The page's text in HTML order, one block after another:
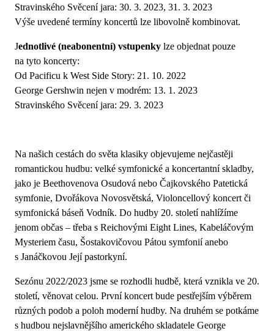
Stravinského Svěcení jara: 30. 3. 2023, 31. 3. 2023
Výše uvedené termíny koncertů lze libovolně kombinovat.
Jednotlivé (neabonentní) vstupenky lze objednat pouze
na tyto koncerty:
Od Pacificu k West Side Story: 21. 10. 2022
George Gershwin nejen v modrém: 13. 1. 2023
Stravinského Svěcení jara: 29. 3. 2023
Na našich cestách do světa klasiky objevujeme nejčastěji
romantickou hudbu: velké symfonické a koncertantní skladby,
jako je Beethovenova Osudová nebo Čajkovského Patetická
symfonie, Dvořákova Novosvětská, Violoncellový koncert či
symfonická báseň Vodník. Do hudby 20. století nahlížíme
jenom občas – třeba s Reichovými Eight Lines, Kabeláčovým
Mysteriem času, Šostakovičovou Pátou symfonií anebo
s Janáčkovou Její pastorkyní.
Sezónu 2022/2023 jsme se rozhodli hudbě, která vznikla ve 20.
století, věnovat celou. První koncert bude pestřejším výběrem
různých podob a poloh moderní hudby. Na druhém se potkáme
s hudbou nejslavnějšího amerického skladatele George